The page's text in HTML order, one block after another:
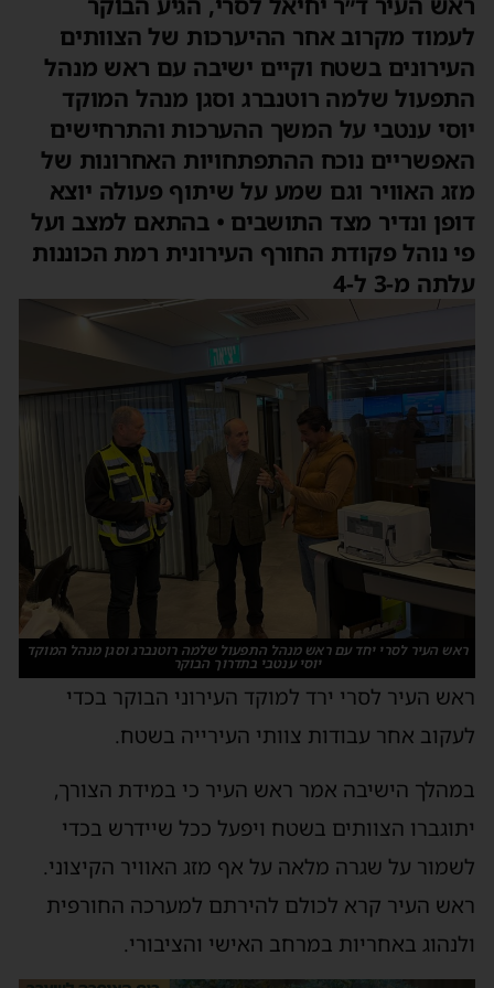
מקרוב אחר ההיערכות של הצוותים
בשטח וקיים ישיבה עם ראש מנהל
שלמה רוטנברג וסגן מנהל המוקד
ענטבי על המשך ההערכות והתרחישים
נוכח ההתפתחויות האחרונות של
האוויר וגם שמע על שיתוף פעולה יוצא
ונדיר מצד התושבים • בהתאם למצב ועל
נוהל פקודת החורף העירונית רמת הכוננות
מ-3 ל-4
ראש העיר לסרי יחד עם ראש מנהל התפעול שלמה רוטנברג וסגן מנהל המוקד
יוסי ענטבי בתדרוך הבוקר
העיר לסרי ירד למוקד העירוני הבוקר בכדי
אחר עבודות צוותי העירייה בשטח.
הישיבה אמר ראש העיר כי במידת הצורך,
הצוותים בשטח ויפעל ככל שיידרש בכדי
על שגרה מלאה על אף מזג האוויר הקיצוני.
העיר קרא לכולם להירתם למערכה החורפית
באחריות במרחב האישי והציבורי.